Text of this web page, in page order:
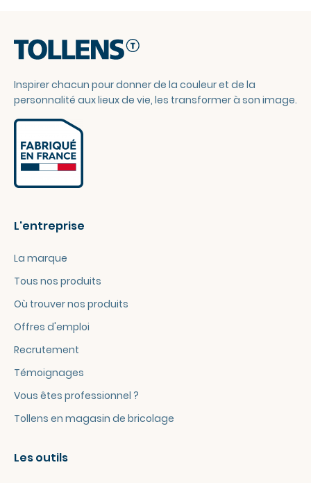
Inspirer chacun pour donner de la couleur et de la
personnalité aux lieux de vie, les transformer à son image.
L'entreprise
La marque
Tous nos produits
Où trouver nos produits
Offres d'emploi
Recrutement
Témoignages
Vous êtes professionnel ?
Tollens en magasin de bricolage
Les outils